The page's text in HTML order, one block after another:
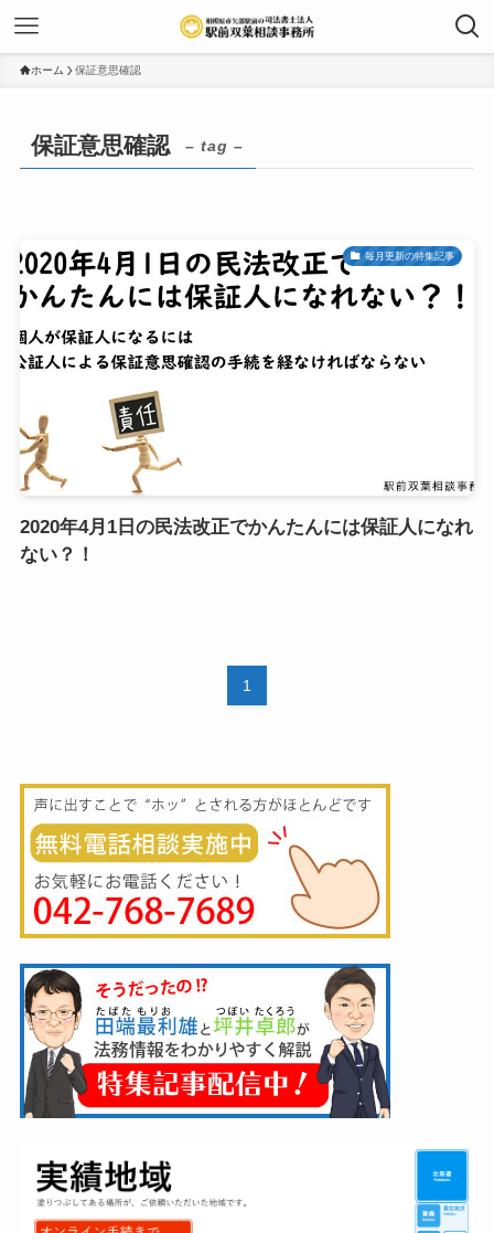
ホーム 保証意思確認
保証意思確認 – tag –
毎月更新の特集記事
2020年4月1日の民法改正でかんたんには保証人になれ
ない？！
1